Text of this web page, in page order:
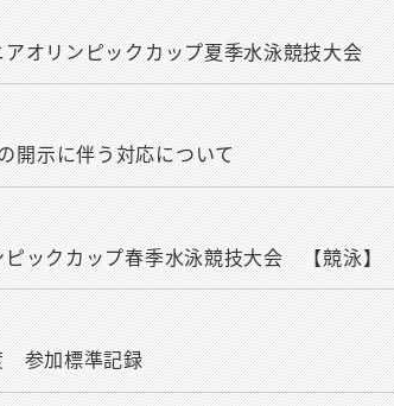
オリンピックカップ夏季水泳競技大会
開示に伴う対応について
ピックカップ春季水泳競技大会 【競泳】
参加標準記録